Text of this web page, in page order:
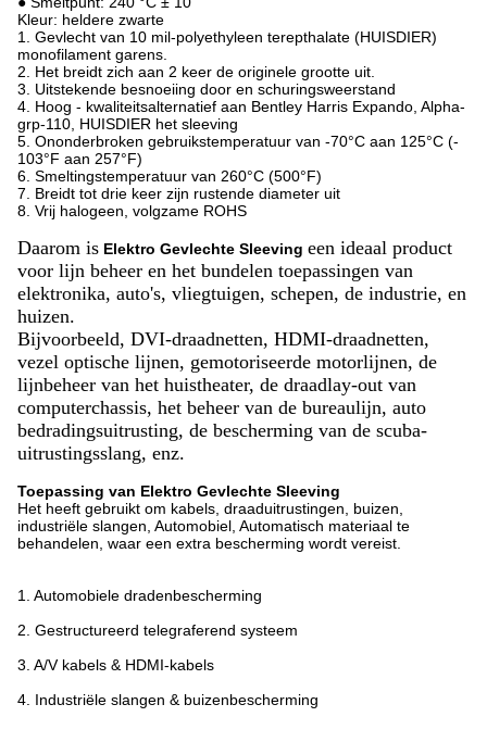
Kleur: heldere zwarte
1. Gevlecht van 10 mil-polyethyleen terepthalate (HUISDIER)
monofilament garens.
2. Het breidt zich aan 2 keer de originele grootte uit.
3. Uitstekende besnoeiing door en schuringsweerstand
4. Hoog - kwaliteitsalternatief aan Bentley Harris Expando, Alpha-
grp-110, HUISDIER het sleeving
5. Ononderbroken gebruikstemperatuur van -70°C aan 125°C (-
103°F aan 257°F)
6. Smeltingstemperatuur van 260°C (500°F)
7. Breidt tot drie keer zijn rustende diameter uit
8. Vrij halogeen, volgzame ROHS
Daarom is Elektro Gevlechte Sleeving een ideaal product
voor lijn beheer en het bundelen toepassingen van
elektronika, auto's, vliegtuigen, schepen, de industrie, en
huizen.
Bijvoorbeeld, DVI-draadnetten, HDMI-draadnetten,
vezel optische lijnen, gemotoriseerde motorlijnen, de
lijnbeheer van het huistheater, de draadlay-out van
computerchassis, het beheer van de bureaulijn, auto
bedradingsuitrusting, de bescherming van de scuba-
uitrustingsslang, enz.
Toepassing van Elektro Gevlechte Sleeving
Het heeft gebruikt om kabels, draaduitrustingen, buizen,
industriële slangen, Automobiel, Automatisch materiaal te
behandelen, waar een extra bescherming wordt vereist.
1. Automobiele dradenbescherming
2. Gestructureerd telegraferend systeem
3. A/V kabels & HDMI-kabels
4. Industriële slangen & buizenbescherming